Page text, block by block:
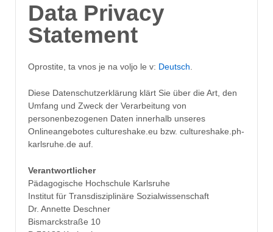
Data Privacy
Statement
Oprostite, ta vnos je na voljo le v: Deutsch
Diese Datenschutzerklärung klärt Sie über die Art, den
Umfang und Zweck der Verarbeitung von
personenbezogenen Daten innerhalb unseres
Onlineangebotes cultureshake.eu bzw. cultureshake.ph-
karlsruhe.de auf.
Verantwortlicher
Pädagogische Hochschule Karlsruhe
Institut für Transdisziplinäre Sozialwissenschaft
Dr. Annette Deschner
Bismarckstraße 10